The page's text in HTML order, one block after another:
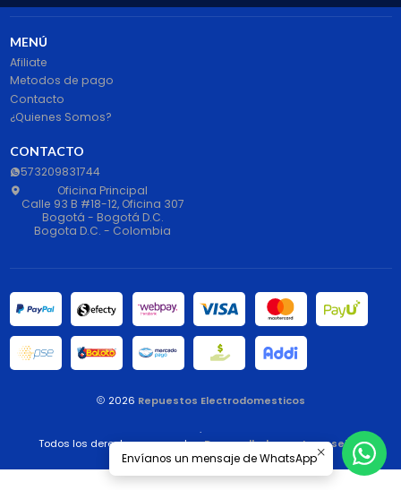
MENÚ
Afiliate
Metodos de pago
Contacto
¿Quienes Somos?
CONTACTO
573209831744
Oficina Principal
Calle 93 B #18-12, Oficina 307
Bogotá - Bogotá D.C.
Bogota D.C. - Colombia
2026 Repuestos Electrodomesticos
.
Todos los derechos reservados.Desarrollado por Jumpseller.
Envíanos un mensaje de WhatsApp